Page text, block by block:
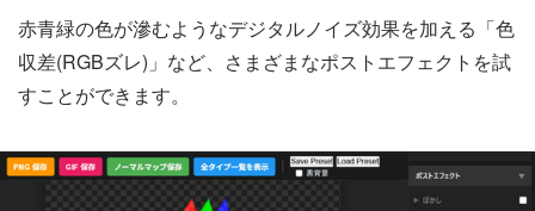
赤青緑の色が滲むようなデジタルノイズ効果を加える「色
収差(RGBズレ)」など、さまざまなポストエフェクトを試
すことができます。